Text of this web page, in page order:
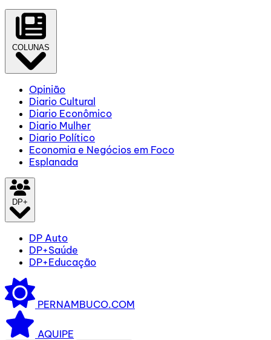
COLUNAS
Opinião
Diario Cultural
Diario Econômico
Diario Mulher
Diario Político
Economia e Negócios em Foco
Esplanada
DP+
DP Auto
DP+Saúde
DP+Educação
PERNAMBUCO.COM
AQUIPE